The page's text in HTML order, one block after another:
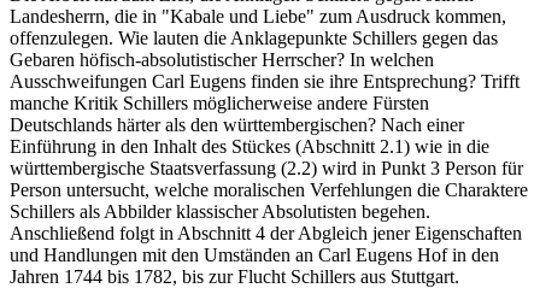
Landesherrn, die in "Kabale und Liebe" zum Ausdruck kommen,
offenzulegen. Wie lauten die Anklagepunkte Schillers gegen das
Gebaren höfisch-absolutistischer Herrscher? In welchen
Ausschweifungen Carl Eugens finden sie ihre Entsprechung? Trifft
manche Kritik Schillers möglicherweise andere Fürsten
Deutschlands härter als den württembergischen? Nach einer
Einführung in den Inhalt des Stückes (Abschnitt 2.1) wie in die
württembergische Staatsverfassung (2.2) wird in Punkt 3 Person für
Person untersucht, welche moralischen Verfehlungen die Charaktere
Schillers als Abbilder klassischer Absolutisten begehen.
Anschließend folgt in Abschnitt 4 der Abgleich jener Eigenschaften
und Handlungen mit den Umständen an Carl Eugens Hof in den
Jahren 1744 bis 1782, bis zur Flucht Schillers aus Stuttgart.